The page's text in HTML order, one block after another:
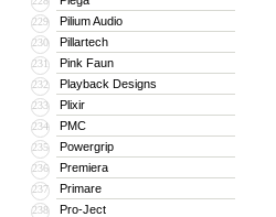
229 Pilium Audio
230 Pillartech
231 Pink Faun
232 Playback Designs
233 Plixir
234 PMC
235 Powergrip
236 Premiera
237 Primare
238 Pro-Ject